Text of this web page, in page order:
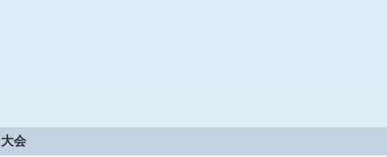
大会